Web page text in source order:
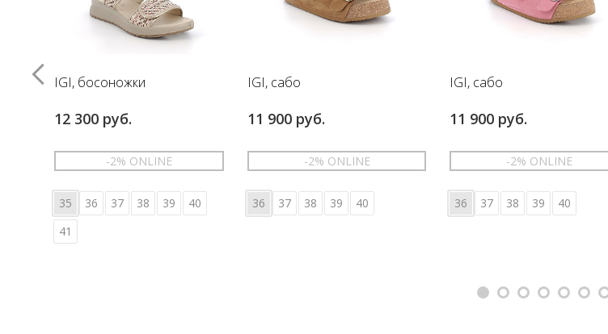
IGI, босоножки
12 300 руб.
-2% ONLINE
35 36 37 38 39
40
41
IGI, сабо
11 900 руб.
-2% ONLINE
36 37 38 39 40
IGI, сабо
11 900 руб.
-2% ONLINE
36 37 38 39 40